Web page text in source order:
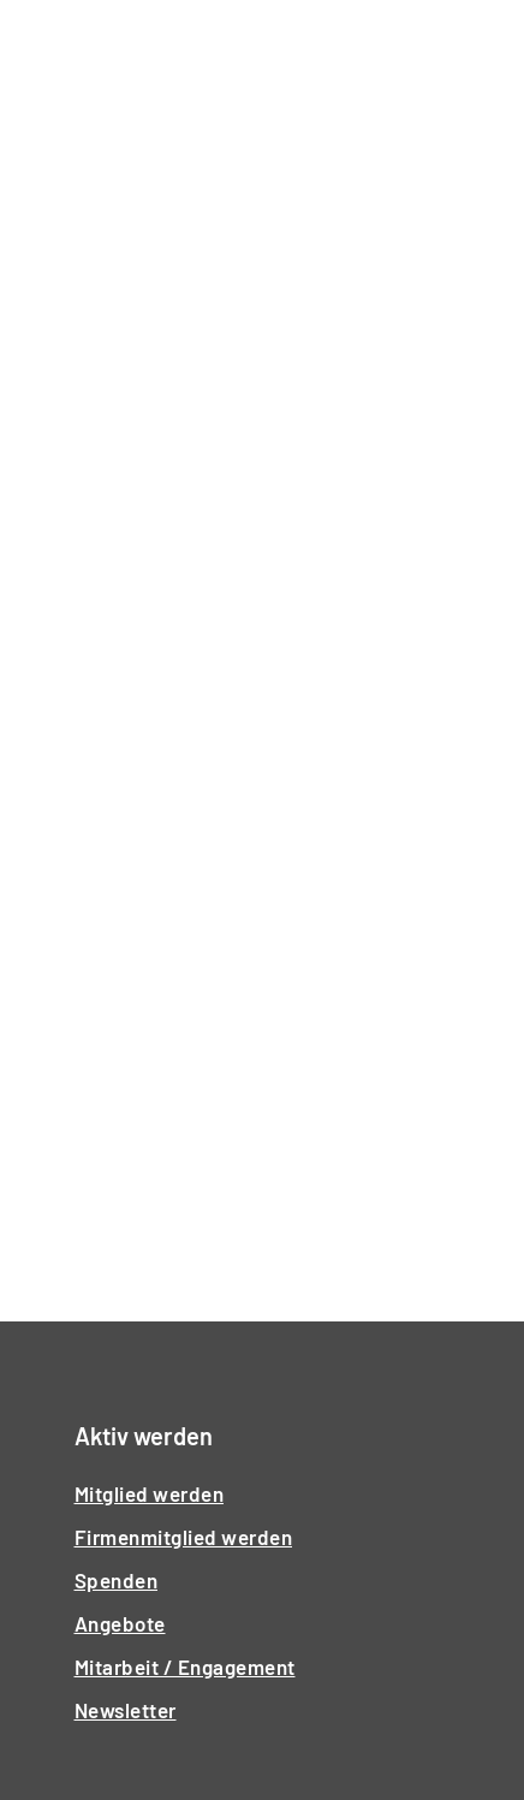
Aktiv werden
Mitglied werden
Firmenmitglied werden
Spenden
Angebote
Mitarbeit / Engagement
Newsletter